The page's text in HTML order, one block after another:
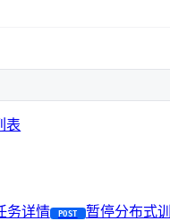
表
务详情 POST 暂停分布式